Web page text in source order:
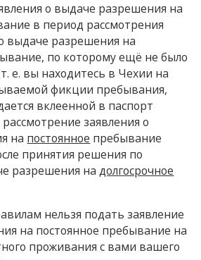
о выдаче разрешения на
в период рассмотрения
выдаче разрешения на
по которому ещё не было
е. вы находитесь в Чехии на
фикции пребывания,
вклеенной в паспорт
заявления о
на постоянное пребывание
принятия решения по
разрешения надолгосрочное
нельзя подать заявление
на постоянное пребывание на
проживания с вами вашего